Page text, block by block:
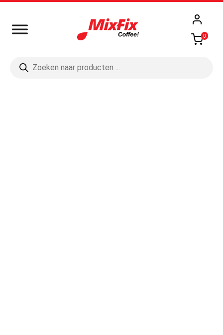
0
zoeken